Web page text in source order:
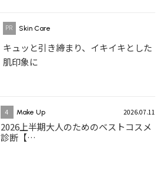
Skin Care
キュッと引き締まり、イキイキとした
肌印象に
4 Make Up 2026.07.11
2026上半期大人のためのベストコスメ
診断【…